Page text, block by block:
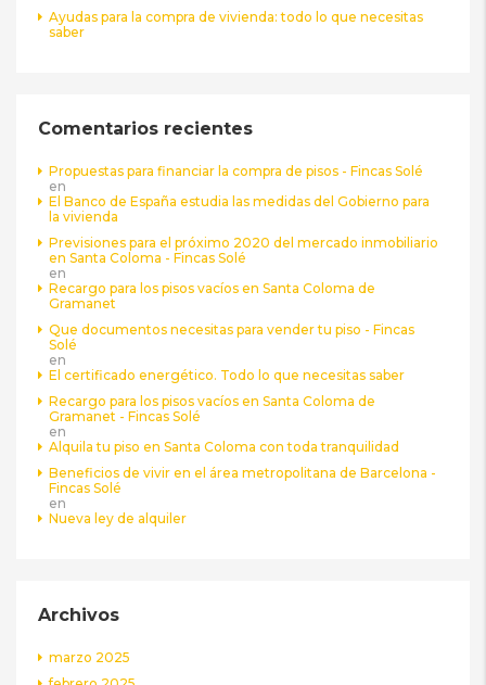
Ayudas para la compra de vivienda: todo lo que necesitas
saber
Comentarios recientes
Propuestas para financiar la compra de pisos - Fincas Solé
en
El Banco de España estudia las medidas del Gobierno para
la vivienda
Previsiones para el próximo 2020 del mercado inmobiliario
en Santa Coloma - Fincas Solé
en
Recargo para los pisos vacíos en Santa Coloma de
Gramanet
Que documentos necesitas para vender tu piso - Fincas
Solé
en
El certificado energético. Todo lo que necesitas saber
Recargo para los pisos vacíos en Santa Coloma de
Gramanet - Fincas Solé
en
Alquila tu piso en Santa Coloma con toda tranquilidad
Beneficios de vivir en el área metropolitana de Barcelona -
Fincas Solé
en
Nueva ley de alquiler
Archivos
marzo 2025